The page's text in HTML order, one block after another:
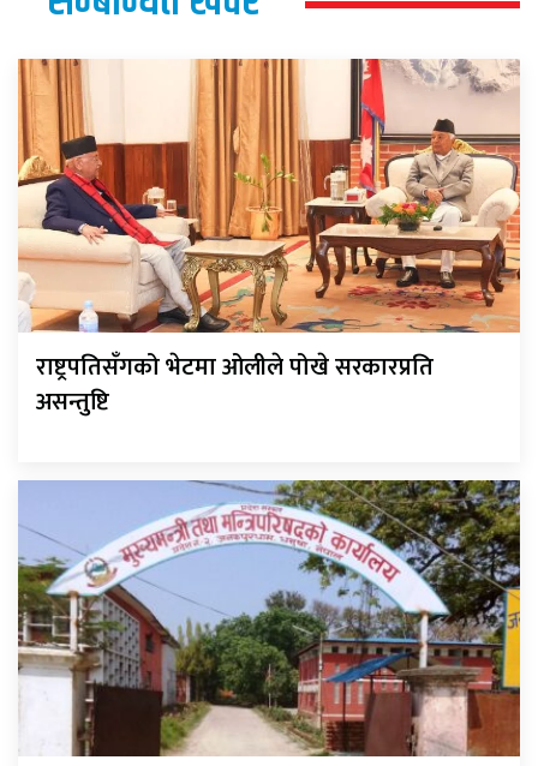
राष्ट्रपतिसँगको भेटमा ओलीले पोखे सरकारप्रति
असन्तुष्टि